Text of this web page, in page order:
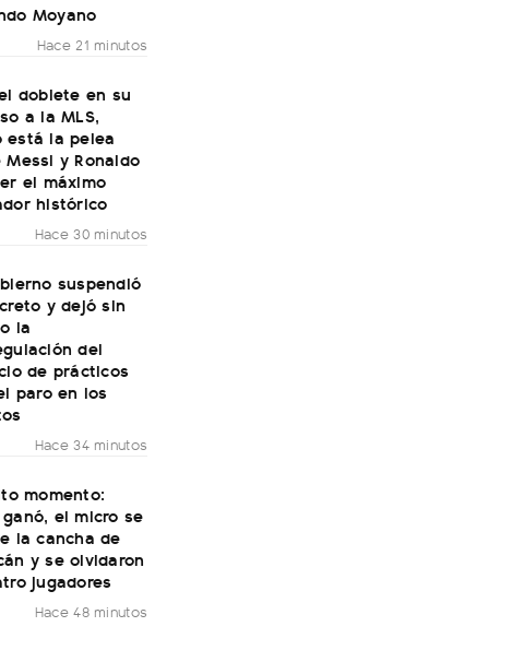
Moyano
Hace 21 minutos
doblete en su
a la MLS,
está la pelea
Messi y Ronaldo
el máximo
histórico
Hace 30 minutos
suspendió
y dejó sin
la
del
de prácticos
paro en los
Hace 34 minutos
momento:
el micro se
la cancha de
y se olvidaron
jugadores
Hace 48 minutos